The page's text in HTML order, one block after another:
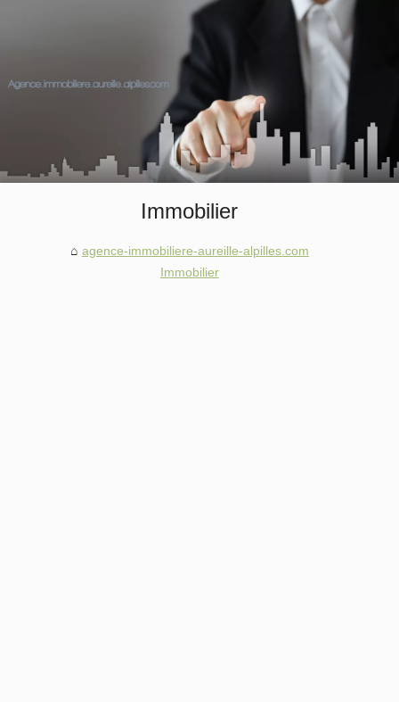
Immobilier
agence-immobiliere-aureille-alpilles.com
Immobilier